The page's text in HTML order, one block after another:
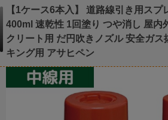
【1ケース6本入】 道路線引き用ス
400ml 速乾性 1回塗り つや消し 屋内
クリート用 だ円吹きノズル 安全ガス
キング用 アサヒペン